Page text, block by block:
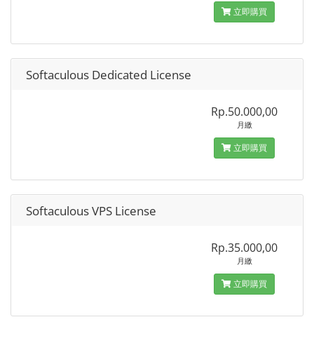
立即購買
Softaculous Dedicated License
Rp.50.000,00
月繳
立即購買
Softaculous VPS License
Rp.35.000,00
月繳
立即購買